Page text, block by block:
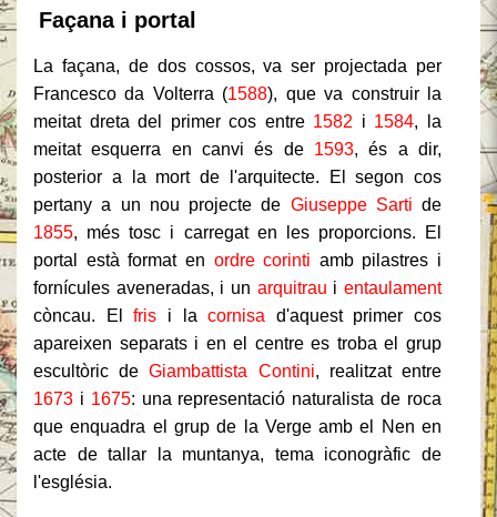
Façana i portal
La façana, de dos cossos, va ser projectada per
Francesco da Volterra (1588), que va construir la
meitat dreta del primer cos entre 1582 i 1584, la
meitat esquerra en canvi és de 1593, és a dir,
posterior a la mort de l'arquitecte. El segon cos
pertany a un nou projecte de Giuseppe Sarti de
1855, més tosc i carregat en les proporcions. El
portal està format en ordre corinti amb pilastres i
fornícules aveneradas, i un arquitrau ientaulament
còncau. Elfris i lacornisa d'aquest primer cos
apareixen separats i en el centre es troba el grup
escultòric deGiambattista Contini, realitzat entre
1673 i 1675: una representació naturalista de roca
que enquadra el grup de la Verge amb el Nen en
acte de tallar la muntanya, tema iconogràfic de
l'església.